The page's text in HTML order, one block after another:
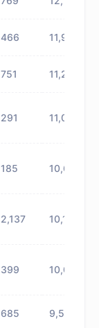
466
751 11,245,714
291 11,061,205
185
2,137 10,197,368
399
685 9,577,785